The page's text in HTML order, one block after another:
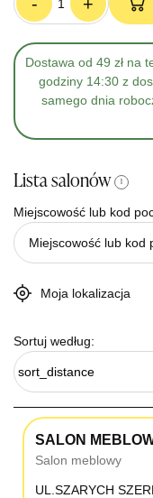
Dostawa od 49 zł na
godziny 14:30 z
samego dnia
Lista salonów i
Miejscowość lub kod
Moja lokalizacja
Sortuj według:
sort_distance
SALON
Salon meblowy
UL.SZARYCH